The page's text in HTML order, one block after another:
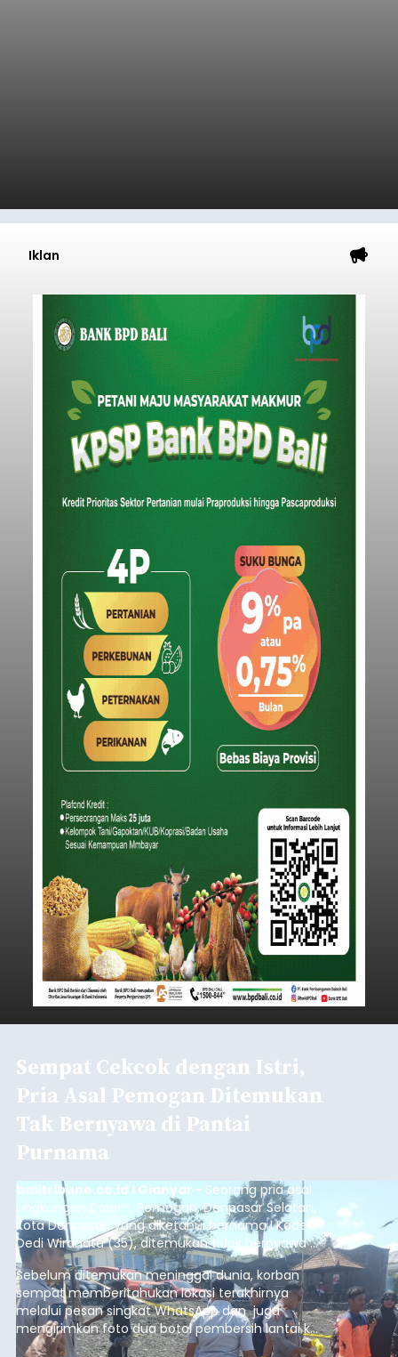
Iklan
Sempat Cekcok dengan Istri,
Pria Asal Pemogan Ditemukan
Tak Bernyawa di Pantai
Purnama
balitribune.co.id I Gianyar - Seorang pria asal
Lingkungan Dalem, Pemogan, Denpasar Selatan,
Kota Denpasar, yang diketahui bernama I Kadek
Dedi Wiranata (35), ditemukan tidak bernyawa di
pesisir Pantai Purnama, Sukawati.
Sebelum ditemukan meninggal dunia, korban
sempat memberitahukan lokasi terakhirnya
melalui pesan singkat WhatsApp dan juga
mengirimkan foto dua botol pembersih lantai ke
istrinya.